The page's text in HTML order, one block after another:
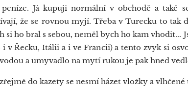
Já kupuji normální v obchodě a také
že se rovnou myjí. Třeba v Turecku to tak
si ho bral s sebou, neměl bych ho kam vhodit...
i v Řecku, Itálii a i ve Francii) a tento zvyk si
a umyvadlo na mytí rukou je pak hned
do kazety se nesmí házet vložky a vlhčené